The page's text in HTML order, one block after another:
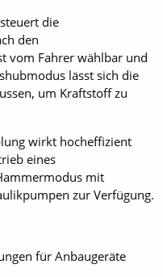
die
den
vom Fahrer wählbar und
lässt sich die
um Kraftstoff zu
wirkt hocheffizient
eines
mit
zur Verfügung.
für Anbaugeräte